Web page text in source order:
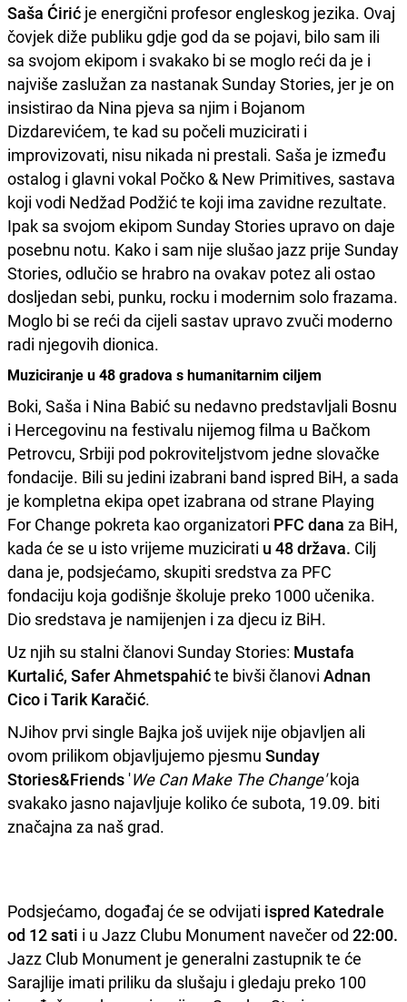
Saša Ćirić je energični profesor engleskog jezika. Ovaj
čovjek diže publiku gdje god da se pojavi, bilo sam ili
sa svojom ekipom i svakako bi se moglo reći da je i
najviše zaslužan za nastanak Sunday Stories, jer je on
insistirao da Nina pjeva sa njim i Bojanom
Dizdarevićem, te kad su počeli muzicirati i
improvizovati, nisu nikada ni prestali. Saša je između
ostalog i glavni vokal Počko & New Primitives, sastava
koji vodi Nedžad Podžić te koji ima zavidne rezultate.
Ipak sa svojom ekipom Sunday Stories upravo on daje
posebnu notu. Kako i sam nije slušao jazz prije Sunday
Stories, odlučio se hrabro na ovakav potez ali ostao
dosljedan sebi, punku, rocku i modernim solo frazama.
Moglo bi se reći da cijeli sastav upravo zvuči moderno
radi njegovih dionica.
Muziciranje u 48 gradova s humanitarnim ciljem
Boki, Saša i Nina Babić su nedavno predstavljali Bosnu
i Hercegovinu na festivalu nijemog filma u Bačkom
Petrovcu, Srbiji pod pokroviteljstvom jedne slovačke
fondacije. Bili su jedini izabrani band ispred BiH, a sada
je kompletna ekipa opet izabrana od strane Playing
For Change pokreta kao organizatori PFC dana za BiH,
kada će se u isto vrijeme muzicirati u 48 država. Cilj
dana je, podsjećamo, skupiti sredstva za PFC
fondaciju koja godišnje školuje preko 1000 učenika.
Dio sredstava je namijenjen i za djecu iz BiH.
Uz njih su stalni članovi Sunday Stories: Mustafa
Kurtalić, Safer Ahmetspahićte bivši članovi Adnan
Cico i Tarik Karačić.
NJihov prvi single Bajka još uvijek nije objavljen ali
ovom prilikom objavljujemo pjesmu Sunday
Stories&Friends'We Can Make The Change'koja
svakako jasno najavljuje koliko će subota, 19.09. biti
značajna za naš grad.
Podsjećamo, događaj će se odvijati ispred Katedrale
od 12 sati i u Jazz Clubu Monument navečer od 22:00.
Jazz Club Monument je generalni zastupnik te će
Sarajlije imati priliku da slušaju i gledaju preko 100